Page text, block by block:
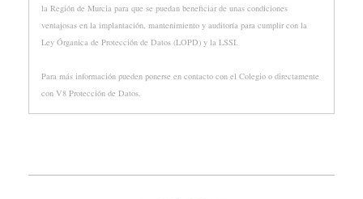
la Región de Murcia para que se puedan beneficiar de unas condiciones
ventajosas en la implantación, mantenimiento y auditoría para cumplir con la
Ley Órganica de Protección de Datos (LOPD) y la LSSI.
Para más información pueden ponerse en contacto con el Colegio o directamente
con V8 Protección de Datos.